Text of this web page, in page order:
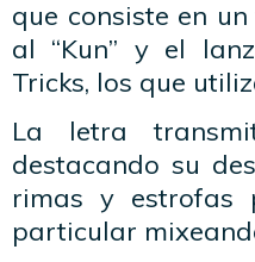
que consiste en
al “Kun” y el
Tricks, los que
La letra
destacando su
rimas y estrofas
particular